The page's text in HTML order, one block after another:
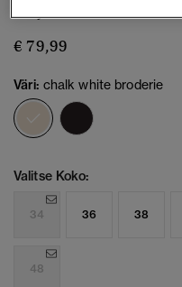
€ 79,99
Väri: chalk white broderie
valittu
Valitse Koko:
34 36 38
48